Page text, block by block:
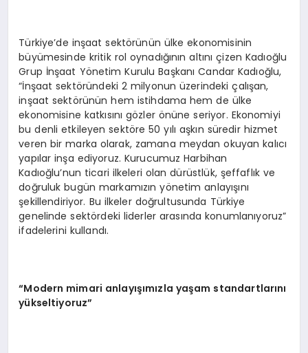
Türkiye’de inşaat sektörünün ülke ekonomisinin
büyümesinde kritik rol oynadığının altını çizen Kadıoğlu
Grup İnşaat Yönetim Kurulu Başkanı Candar Kadıoğlu,
“İnşaat sektöründeki 2 milyonun üzerindeki çalışan,
inşaat sektörünün hem istihdama hem de ülke
ekonomisine katkısını gözler önüne seriyor. Ekonomiyi
bu denli etkileyen sektöre 50 yılı aşkın süredir hizmet
veren bir marka olarak, zamana meydan okuyan kalıcı
yapılar inşa ediyoruz. Kurucumuz Harbihan
Kadıoğlu’nun ticari ilkeleri olan dürüstlük, şeffaflık ve
doğruluk bugün markamızın yönetim anlayışını
şekillendiriyor. Bu ilkeler doğrultusunda Türkiye
genelinde sektördeki liderler arasında konumlanıyoruz”
ifadelerini kullandı.
“Modern mimari anlayışımızla yaşam standartlarını
yükseltiyoruz”